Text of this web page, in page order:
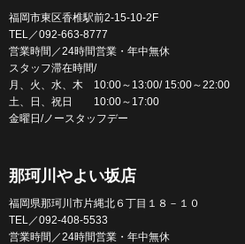
福岡市東区香椎駅前2-15-10-2F
TEL／092-663-8777
営業時間／24時間営業・年中無休
スタッフ滞在時間/
月、火、水、木 10:00～13:00/ 15:00～22:00
土、日、祝日 10:00～17:00
金曜日/ノースタッフデー
那珂川やよい坂店
福岡県那珂川市片縄北６丁目１８－１０
TEL／092-408-5533
営業時間／24時間営業・年中無休